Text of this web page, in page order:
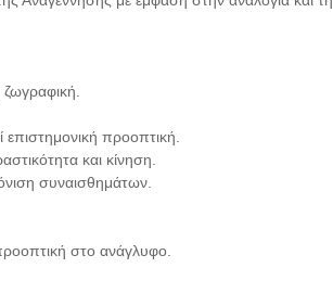
προοπτική.
και κίνηση.
συναισθημάτων.
στο ανάγλυφο.